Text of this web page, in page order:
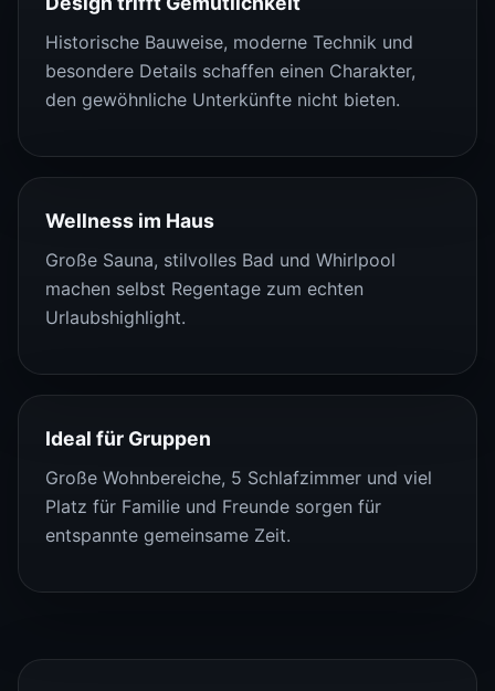
Historische Bauweise, moderne Technik und
besondere Details schaffen einen Charakter,
den gewöhnliche Unterkünfte nicht bieten.
Wellness im Haus
Große Sauna, stilvolles Bad und Whirlpool
machen selbst Regentage zum echten
Urlaubshighlight.
Ideal für Gruppen
Große Wohnbereiche, 5 Schlafzimmer und viel
Platz für Familie und Freunde sorgen für
entspannte gemeinsame Zeit.